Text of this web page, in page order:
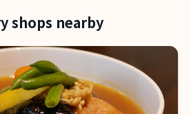
shops nearby